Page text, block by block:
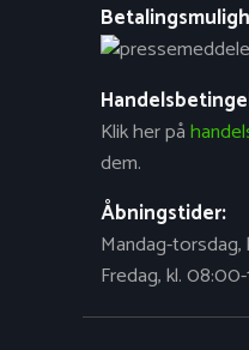
Klik her på
dem.
Åbningstider:
Mandag-
Fredag, kl.